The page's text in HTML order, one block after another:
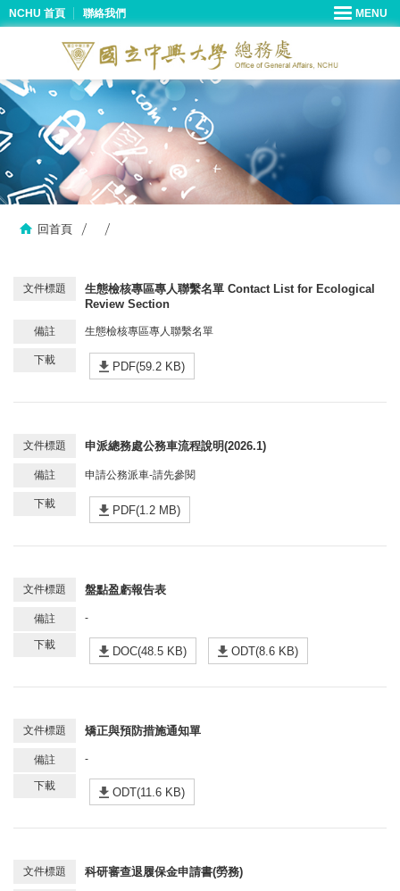
NCHU 首頁 聯絡我們
回首頁
生態檢核專區專人聯繫名單 Contact List for Ecological
Review Section
生態檢核專區專人聯繫名單
PDF(59.2 KB)
申派總務處公務車流程說明(2026.1)
申請公務派車-請先參閱
PDF(1.2 MB)
盤點盈虧報告表
-
DOC(48.5 KB) ODT(8.6 KB)
矯正與預防措施通知單
-
ODT(11.6 KB)
科研審查退履保金申請書(勞務)